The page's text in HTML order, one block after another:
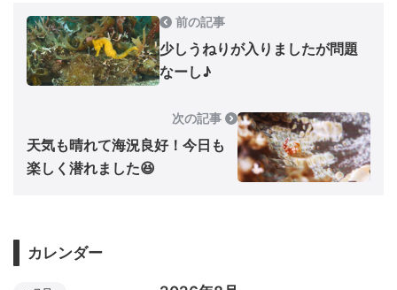
前の記事
少しうねりが入りましたが問題
なーし♪
次の記事
天気も晴れて海況良好！今日も
楽しく潜れました😆
カレンダー